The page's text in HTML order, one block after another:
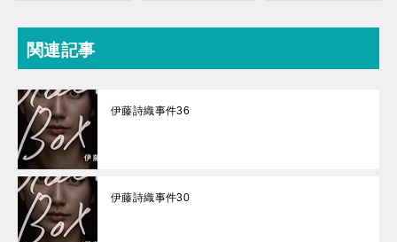
関連記事
伊藤詩織事件36
伊藤詩織事件30